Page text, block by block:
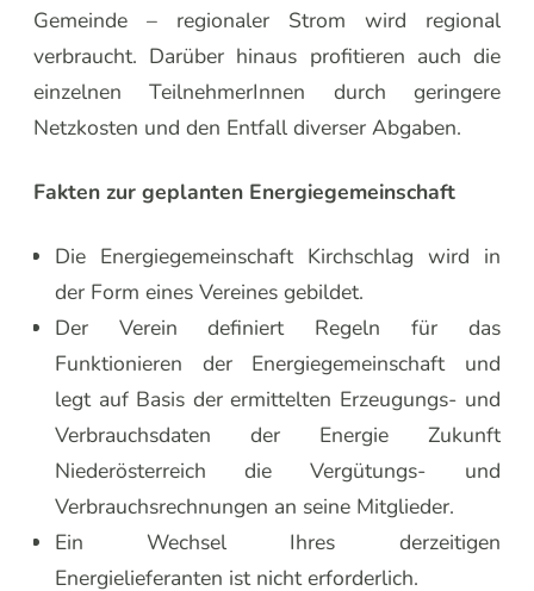
Gemeinde – regionaler Strom wird regional
verbraucht. Darüber hinaus profitieren auch die
einzelnen TeilnehmerInnen durch geringere
Netzkosten und den Entfall diverser Abgaben.
Fakten zur geplanten Energiegemeinschaft
Die Energiegemeinschaft Kirchschlag wird in
der Form eines Vereines gebildet.
Der Verein definiert Regeln für das
Funktionieren der Energiegemeinschaft und
legt auf Basis der ermittelten Erzeugungs- und
Verbrauchsdaten der Energie Zukunft
Niederösterreich die Vergütungs- und
Verbrauchsrechnungen an seine Mitglieder.
Ein Wechsel Ihres derzeitigen
Energielieferanten ist nicht erforderlich.